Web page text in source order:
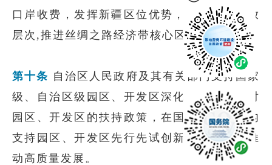
口岸收费，发挥新疆区位优势，提升对外开放
层次,推进丝绸之路经济带核心区建设。
第十条 自治区人民政府及其有关部门支持国家
级、自治区级园区、开发区深化改革，落实对
园区、开发区的扶持政策，在国家法治框架内
支持园区、开发区先行先试创新措施，加快推
动高质量发展。